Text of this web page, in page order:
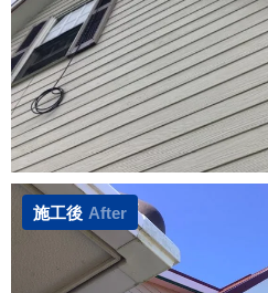
施工後 After